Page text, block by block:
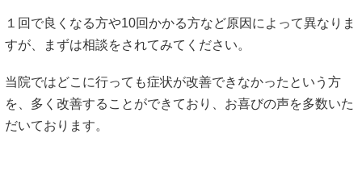
１回で良くなる方や10回かかる方など原因によって異なりま
すが、まずは相談をされてみてください。
当院ではどこに行っても症状が改善できなかったという方
を、多く改善することができており、お喜びの声を多数いた
だいております。